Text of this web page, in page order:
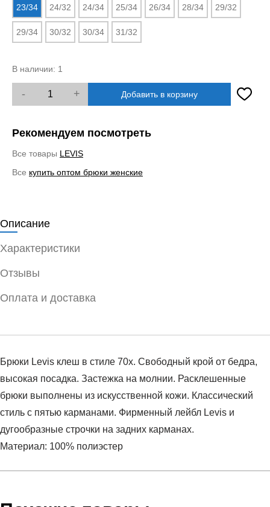
23/34 24/32 24/34 25/34 26/34 28/34 29/32
29/34 30/32 30/34 31/32
В наличии: 1
- + Добавить в корзину
Рекомендуем посмотреть
Все товары LEVIS
Все купить оптом брюки женские
Описание
Характеристики
Отзывы
Оплата и доставка
Брюки Levis клеш в стиле 70х. Свободный крой от бедра,
высокая посадка. Застежка на молнии. Расклешенные
брюки выполнены из искусственной кожи. Классический
стиль с пятью карманами. Фирменный лейбл Levis и
дугообразные строчки на задних карманах.
Материал: 100% полиэстер